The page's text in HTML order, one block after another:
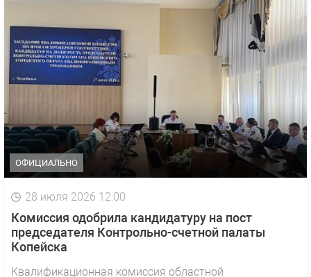
ОФИЦИАЛЬНО
28 июля 2026 12:00
Комиссия одобрила кандидатуру на пост
председателя Контрольно-счетной палаты
Копейска
Квалификационная комиссия областной